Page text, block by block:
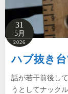
31
5月
2026
ハブ抜き
話が若干前後し
うとしてナック